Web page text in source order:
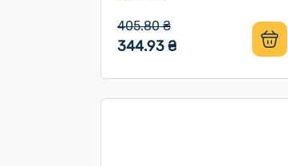
405.80 ₴
344.93 ₴